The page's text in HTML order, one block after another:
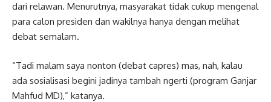
dari relawan. Menurutnya, masyarakat tidak cukup mengenal
para calon presiden dan wakilnya hanya dengan melihat
debat semalam.
“Tadi malam saya nonton (debat capres) mas, nah, kalau
ada sosialisasi begini jadinya tambah ngerti (program Ganjar
Mahfud MD),” katanya.